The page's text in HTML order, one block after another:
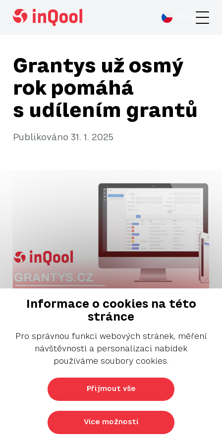
Prepínač
Grantys už osmý
rok pomáhá
s udílením grantů
Publikováno 31. 1. 2025
Technické řešení pro správu grantových
organizací v neziskovém sektoru. Z podnětu
Nadace Partnerství jsme vyvinuli Grantys,
tedy informační systém, který bude
pokrývat grantovou agendu. Přestože byl
určen primárně pro nadace, našel využití i na
Informace o cookies na této
stránce
Pro správnou funkci webových stránek, měření
návštěvnosti a personalizaci nabídek
používáme soubory cookies.
Přijmout vše
Více možností